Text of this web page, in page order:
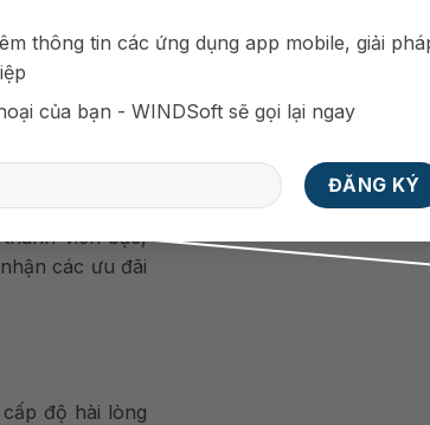
thông tin các ứng dụng app mobile, giải
của bạn - WINDSoft sẽ gọi lại ngay
nhau. Từ
qua ví điện
viên bạc,
các ưu đãi
độ hài lòng